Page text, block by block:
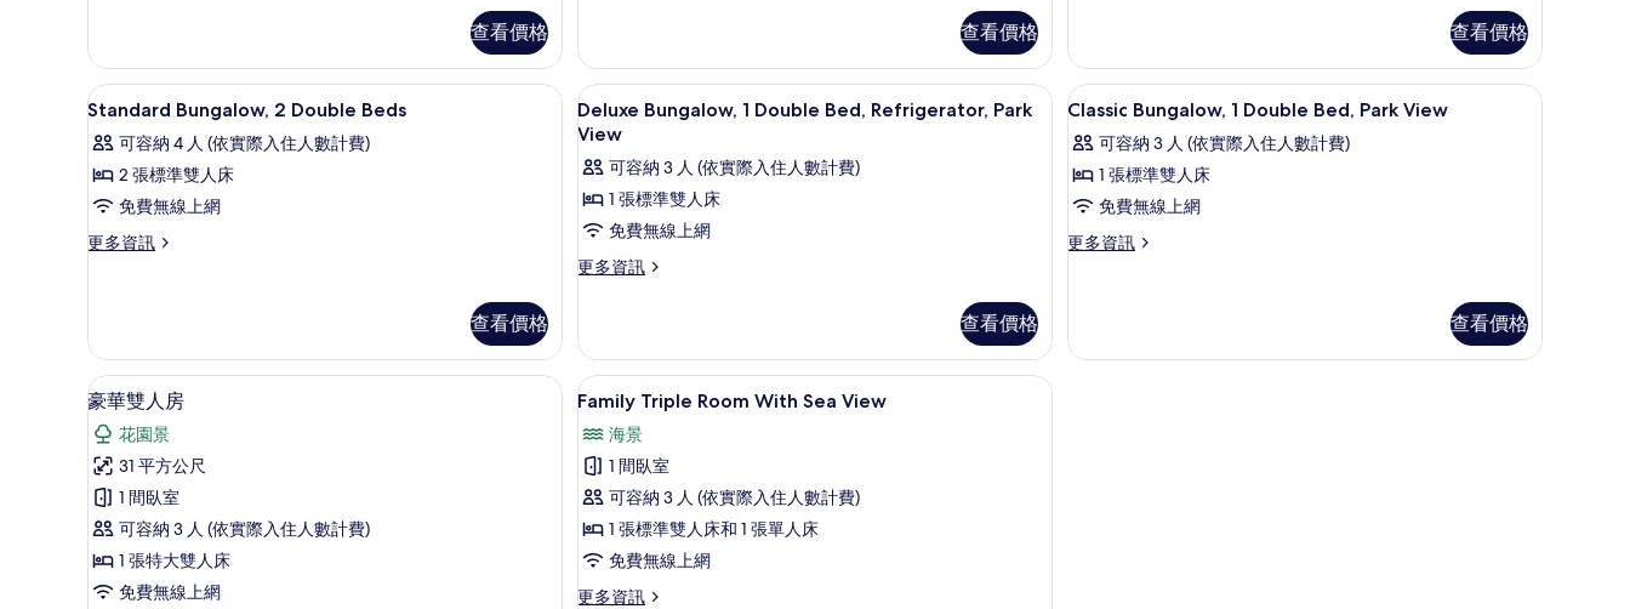
雙
人
床,
冰
箱,
公
園
所
有
相
片
洋
房,
1
標
準
人
床,
冰
景
的
詳
情
查看價格
雙
人
床,
公
園
景
觀
的
相
片
洋
房,
1
張
準
雙
床,
公
園
的
情
查看價格
雙
人
床
的
所
有
相
洋
房,
2
標
準
人
床
的
查看價格
顯
示
Standard
Bungalow,
2
Double
有
相
片
書桌、遮光布/窗簾、免費搖籃/嬰兒床、免費無線上網
6
Standard Bungalow, 2 Double Beds
可容納 4 人 (依實際入住人數計費)
2 張標準雙人床
免費無線上網
更多資訊
更
Double
Beds
的
詳
情
查看價格
顯
示
Deluxe
Bungalow,
1
Double
Bed,
View
的
所
有
相
片
書桌、遮光布/窗簾、免費搖籃/嬰兒床、免費無線上網
9
Deluxe Bungalow, 1 Double Bed, Refrigerator, Park
View
可容納 3 人 (依實際入住人數計費)
1 張標準雙人床
免費無線上網
更多資訊
更
1
Double
Bed,
Refrigerator,
Park
View
的
詳
情
查看價格
顯
示
Classic
Bungalow,
Double
的
書桌、遮光布/窗簾、免費搖籃/嬰兒床、免費
5
Classic Bungalow, 1 Double Bed, Park View
可容納 3 人 (依實際入住人數計費)
1 張標準雙人床
免費無線上網
更多資訊
更
Double
查看價格
顯
示
豪
華
雙
人
房
豪華雙人房 | 書桌、遮光布/窗簾、免費搖籃/嬰兒床、免費無線上網
4
豪華雙人房
花園景
31 平方公尺
1 間臥室
可容納 3 人 (依實際入住人數計費)
1 張特大雙人床
免費無線上網
顯
Family
Triple
Room
With
Sea
View
Family Triple Room With Sea View | 露台/庭院
6
Family Triple Room With Sea View
海景
1 間臥室
可容納 3 人 (依實際入住人數計費)
1 張標準雙人床和 1 張單人床
免費無線上網
更多資訊
更